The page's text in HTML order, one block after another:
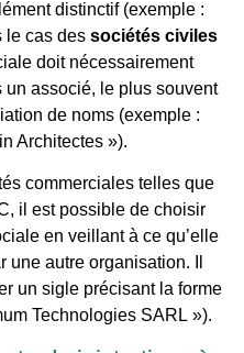
distinctif (exemple :
le cas des sociétés civiles
doit nécessairement
un associé, le plus souvent
de noms (exemple :
Architectes »).
commerciales telles que
il est possible de choisir
en veillant à ce qu’elle
autre organisation. Il
un sigle précisant la forme
Technologies SARL »).